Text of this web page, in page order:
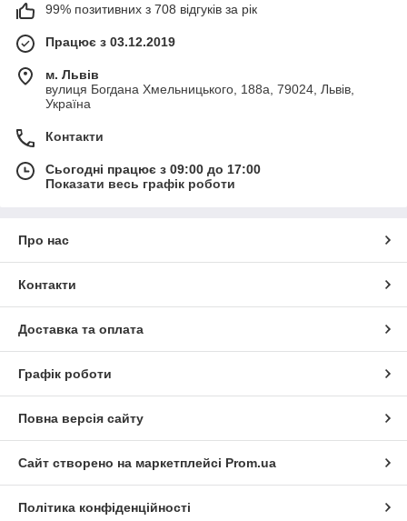
99% позитивних з 708 відгуків за рік
Працює з 03.12.2019
м. Львів
вулиця Богдана Хмельницького, 188а, 79024, Львів,
Україна
Контакти
Сьогодні працює з 09:00 до 17:00
Показати весь графік роботи
Про нас
Контакти
Доставка та оплата
Графік роботи
Повна версія сайту
Сайт створено на маркетплейсі Prom.ua
Політика конфіденційності